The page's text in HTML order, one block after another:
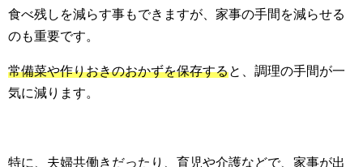
食べ残しを減らす事もできますが、家事の手間を減らせる
のも重要です。
常備菜や作りおきのおかずを保存すると、調理の手間が一
気に減ります。
特に、夫婦共働きだったり、育児や介護などで、家事が出